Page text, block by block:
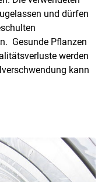
und dürfen
Gesunde Pflanzen
werden
kann